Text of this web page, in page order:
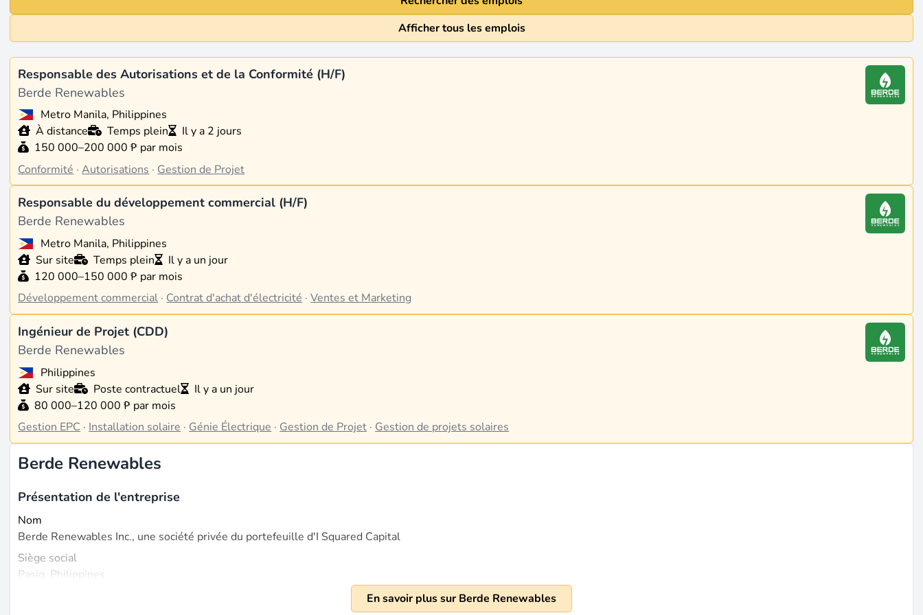
Afficher tous les emplois
Responsable des Autorisations et de la Conformité (H/F)
Berde Renewables
Metro Manila, Philippines
À distance
Temps plein
Il y a 2 jours
150 000–200 000 ₱ par mois
Conformité ·Autorisations · Gestion de Projet
Responsable du développement commercial (H/F)
Berde Renewables
Metro Manila, Philippines
Sur site
Temps plein
Il y a un jour
120 000–150 000 ₱ par mois
Développement commercial · Contrat d'achat d'électricité ·Ventes et Marketing
Ingénieur de Projet (CDD)
Berde Renewables
Philippines
Sur site
Poste contractuel
Il y a un jour
80 000–120 000 ₱ par mois
Gestion EPC · Installation solaire · Génie Électrique · Gestion de Projet · Gestion de projets solaires
Berde Renewables
Présentation de l'entreprise
Nom
Berde Renewables Inc., une société privée du portefeuille d'I Squared Capital
Siège social
Pasig, Philippines
En savoir plus sur Berde Renewables